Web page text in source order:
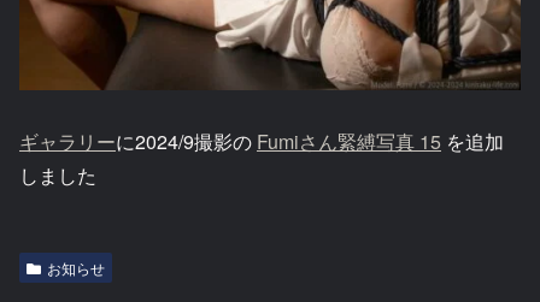
ギャラリーに2024/9撮影の Fumiさん緊縛写真 15 を追加
しました
お知らせ